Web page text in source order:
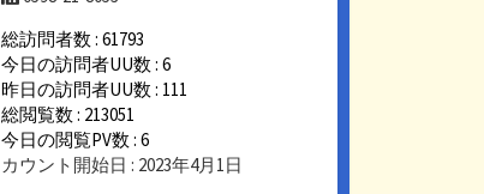
総訪問者数 : 61793
今日の訪問者UU数 : 6
昨日の訪問者UU数 : 111
総閲覧数 : 213051
今日の閲覧PV数 : 6
カウント開始日 : 2023年4月1日